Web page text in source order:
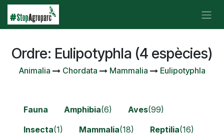
Skip to Content
Ordre: Eulipotyphla (4 espècies)
Animalia Chordata Mammalia Eulipotyphla
Fauna Amphibia(6) Aves(99)
Insecta(1) Mammalia(18) Reptilia(16)